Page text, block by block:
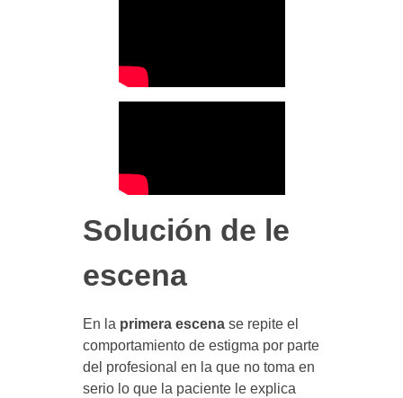
Solución de le
escena
En la primera escenase repite el
comportamiento de estigma por parte
del profesional en la que no toma en
serio lo que la paciente le explica